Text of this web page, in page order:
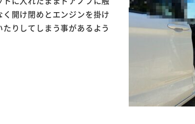
開け閉めとエンジンを掛け
りしてしまう事があるよう